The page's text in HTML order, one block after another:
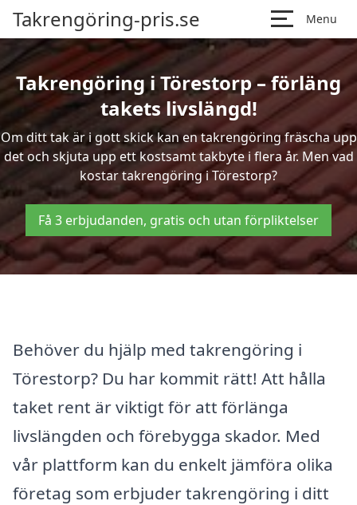
Takrengöring-pris.se Menu
Takrengöring i Törestorp – förläng
takets livslängd!
Om ditt tak är i gott skick kan en takrengöring fräscha upp
det och skjuta upp ett kostsamt takbyte i flera år. Men vad
kostar takrengöring i Törestorp?
Få 3 erbjudanden, gratis och utan förpliktelser
Behöver du hjälp med takrengöring i
Törestorp? Du har kommit rätt! Att hålla
taket rent är viktigt för att förlänga
livslängden och förebygga skador. Med
vår plattform kan du enkelt jämföra olika
företag som erbjuder takrengöring i ditt